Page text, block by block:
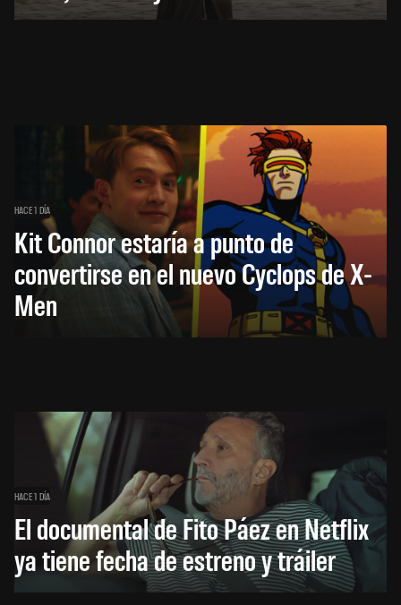
HACE 1 DÍA
Kit Connor estaría a punto de
convertirse en el nuevo Cyclops de X-
Men
HACE 1 DÍA
El documental de Fito Páez en Netflix
ya tiene fecha de estreno y tráiler